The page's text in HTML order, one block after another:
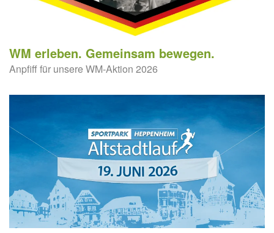
WM erleben. Gemeinsam bewegen.
Anpfiff für unsere WM-Aktion 2026